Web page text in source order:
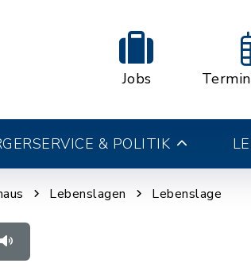
Jobs
& POLITIK
Lebenslagen Lebenslage